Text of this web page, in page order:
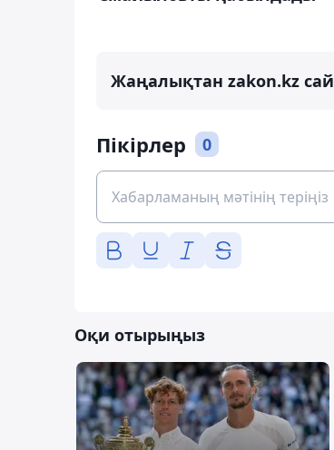
Жаңалықтан zakon.kz
Пікірлер 0
Оқи отырыңыз